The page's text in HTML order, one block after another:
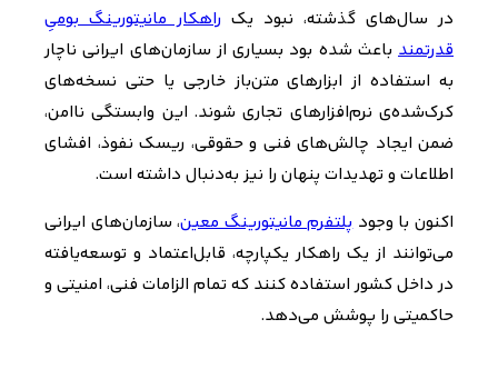
در سال‌های گذشته، نبود یک راهکار مانیتورینگ بومیِ
قدرتمند باعث شده بود بسیاری از سازمان‌های ایرانی ناچار
به استفاده از ابزارهای متن‌باز خارجی یا حتی نسخه‌های
کرک‌شده‌ی نرم‌افزارهای تجاری شوند. این وابستگی ناامن،
ضمن ایجاد چالش‌های فنی و حقوقی، ریسک نفوذ، افشای
اطلاعات و تهدیدات پنهان را نیز به‌دنبال داشته است.
اکنون با وجودپلتفرم مانیتورینگ معین، سازمان‌های ایرانی
می‌توانند از یک راهکار یکپارچه، قابل‌اعتماد و توسعه‌یافته
در داخل کشور استفاده کنند که تمام الزامات فنی، امنیتی و
حاکمیتی را پوشش می‌دهد.